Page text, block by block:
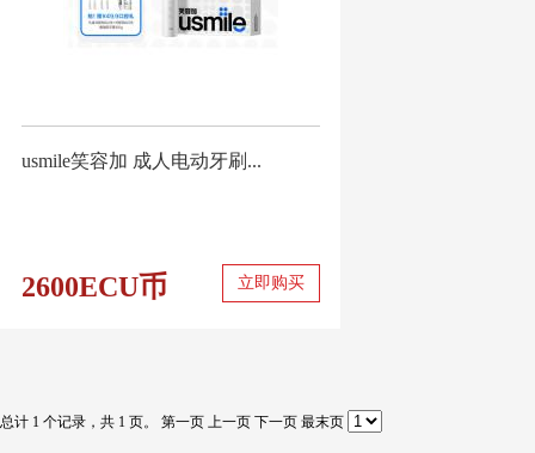
usmile笑容加 成人电动牙刷...
2600ECU币 立即购买
总计 1 个记录，共 1 页。 第一页 上一页 下一页 最末页